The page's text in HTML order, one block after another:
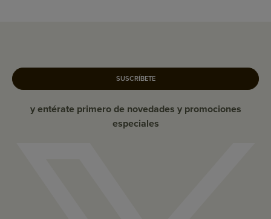
SUSCRÍBETE
y entérate primero de novedades y promociones
especiales